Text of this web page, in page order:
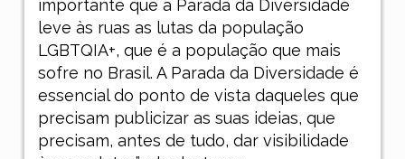
importante que a Parada da Diversidade
leve às ruas as lutas da população
LGBTQIA+, que é a população que mais
sofre no Brasil. A Parada da Diversidade é
essencial do ponto de vista daqueles que
precisam publicizar as suas ideias, que
precisam, antes de tudo, dar visibilidade